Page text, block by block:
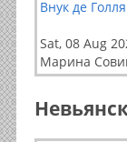
Внук де
Sat, 08 Aug
Марина